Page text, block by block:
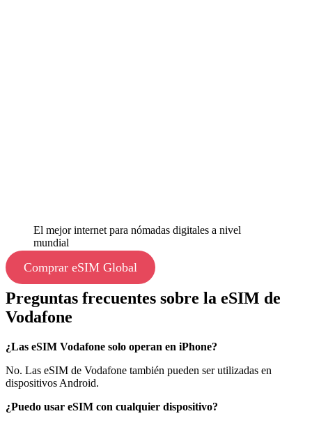
El mejor internet para nómadas digitales a nivel
mundial
Comprar eSIM Global
Preguntas frecuentes sobre la eSIM de
Vodafone
¿Las eSIM Vodafone solo operan en iPhone?
No. Las eSIM de Vodafone también pueden ser utilizadas en
dispositivos Android.
¿Puedo usar eSIM con cualquier dispositivo?